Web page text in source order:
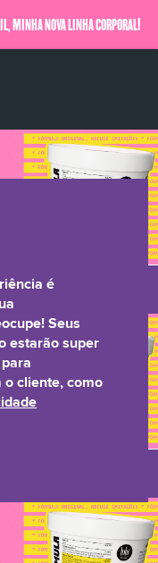
MINHA NOVA LINHA CORPORAL!
&
TRANSPARÊNCIA
TRANSPARÊNCIA
é
Seus
estarão super
o cliente, como